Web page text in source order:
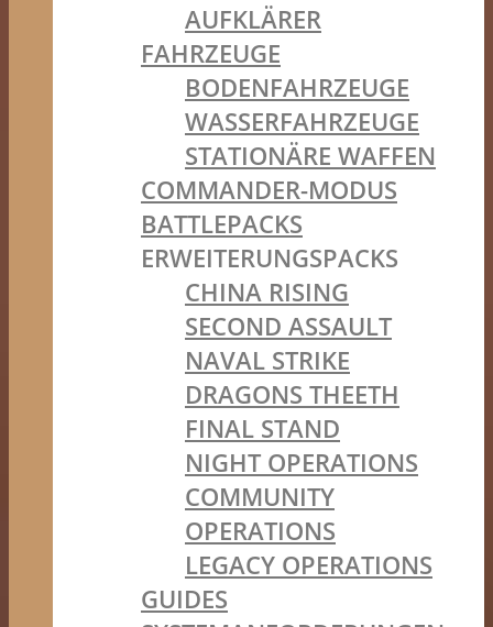
AUFKLÄRER
FAHRZEUGE
BODENFAHRZEUGE
WASSERFAHRZEUGE
STATIONÄRE WAFFEN
COMMANDER-MODUS
BATTLEPACKS
ERWEITERUNGSPACKS
CHINA RISING
SECOND ASSAULT
NAVAL STRIKE
DRAGONS THEETH
FINAL STAND
NIGHT OPERATIONS
COMMUNITY
OPERATIONS
LEGACY OPERATIONS
GUIDES